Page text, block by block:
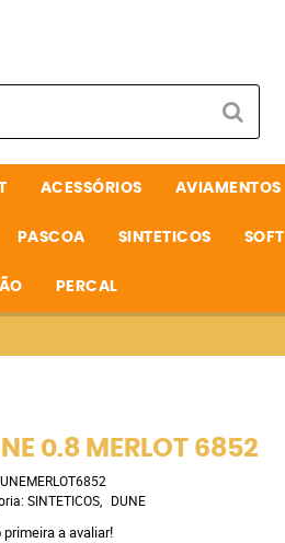
ACESSÓRIOS AVIAMENTOS
PASCOA SINTETICOS SOFT
PERCAL
0.8 MERLOT 6852
SINTETICOS DUNE
primeira a avaliar!